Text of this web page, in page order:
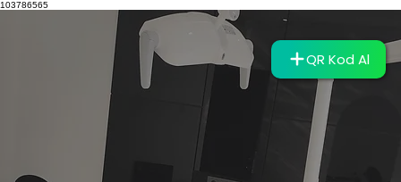
103786565
QR Kod Al